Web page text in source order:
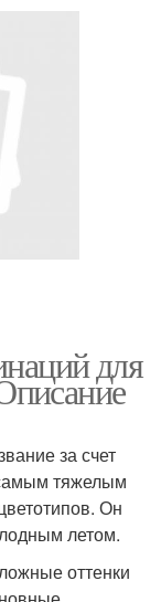
для
за счет
тяжелым
Он
летом.
оттенки